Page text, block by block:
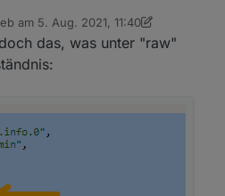
Objekt vom Typ "state".
am 5. Aug. 2021, 11:40
editiert von mickym8. Mai 2021, 13:41
das, was unter "raw"